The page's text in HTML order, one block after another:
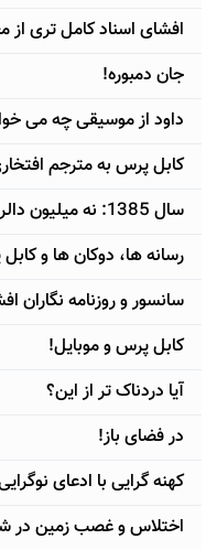
افشای اسناد کامل تری
جان دمبوره!
داود از موسیقی چه می
کابل پرس به مترجم
سال 1385: نه میلیون دالر اختلاس!
رسانه ها، دوکان ها و
سانسور و روزنامه نگاران
کابل پرس و موبایل!
آيا دردناک تر از این؟
در فضای باز!
کهنه گرایی با ادعای
اختلاس و غصب زمین در